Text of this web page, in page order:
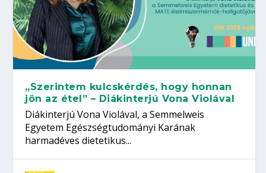
„Szerintem kulcskérdés, hogy honnan
jön az étel” – Diákinterjú Vona Violával
Diákinterjú Vona Violával, a Semmelweis
Egyetem Egészségtudományi Karának
harmadéves dietetikus...